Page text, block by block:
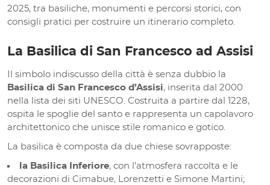
2025, tra basiliche, monumenti e percorsi storici, con
consigli pratici per costruire un itinerario completo.
La Basilica di San Francesco ad Assisi
Il simbolo indiscusso della città è senza dubbio la
Basilica di San Francesco d’Assisi, inserita dal 2000
nella lista dei siti UNESCO. Costruita a partire dal 1228,
ospita le spoglie del santo e rappresenta un capolavoro
architettonico che unisce stile romanico e gotico.
La basilica è composta da due chiese sovrapposte:
la Basilica Inferiore, con l’atmosfera raccolta e le
decorazioni di Cimabue, Lorenzetti e Simone Martini;